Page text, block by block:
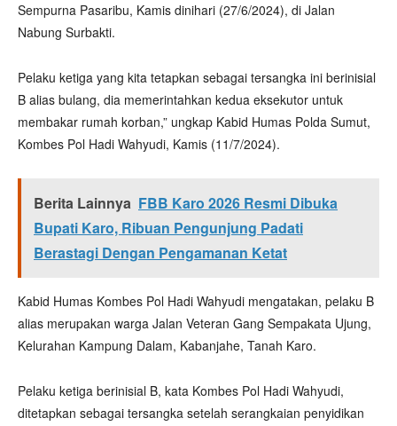
Sempurna Pasaribu, Kamis dinihari (27/6/2024), di Jalan
Nabung Surbakti.
Pelaku ketiga yang kita tetapkan sebagai tersangka ini berinisial
B alias bulang, dia memerintahkan kedua eksekutor untuk
membakar rumah korban,” ungkap Kabid Humas Polda Sumut,
Kombes Pol Hadi Wahyudi, Kamis (11/7/2024).
Berita Lainnya FBB Karo 2026 Resmi Dibuka
Bupati Karo, Ribuan Pengunjung Padati
Berastagi Dengan Pengamanan Ketat
Kabid Humas Kombes Pol Hadi Wahyudi mengatakan, pelaku B
alias merupakan warga Jalan Veteran Gang Sempakata Ujung,
Kelurahan Kampung Dalam, Kabanjahe, Tanah Karo.
Pelaku ketiga berinisial B, kata Kombes Pol Hadi Wahyudi,
ditetapkan sebagai tersangka setelah serangkaian penyidikan